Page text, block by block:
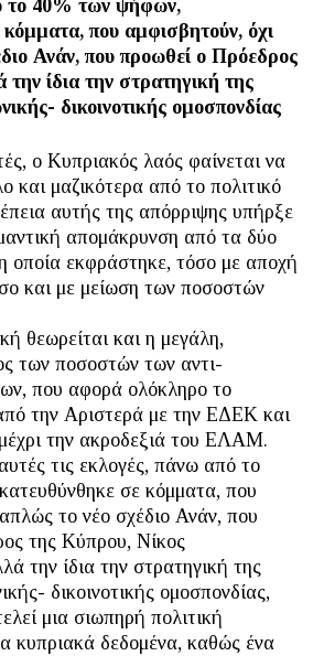
το 40% των ψήφων,
που αμφισβητούν, όχι
Ανάν, που προωθεί ο Πρόεδρος
ίδια την στρατηγική της
δικοινοτικής ομοσπονδίας
ο Κυπριακός λαός φαίνεται να
και μαζικότερα από το πολιτικό
αυτής της απόρριψης υπήρξε
απομάκρυνση από τα δύο
οποία εκφράστηκε, τόσο με αποχή
και με μείωση των ποσοστών
θεωρείται και η μεγάλη,
των ποσοστών των αντι-
που αφορά ολόκληρο το
την Αριστερά με την ΕΔΕΚ και
την ακροδεξιά του ΕΛΑΜ.
τις εκλογές, πάνω από το
σε κόμματα, που
το νέο σχέδιο Ανάν, που
της Κύπρου, Νίκος
την ίδια την στρατηγική της
δικοινοτικής ομοσπονδίας,
μια σιωπηρή πολιτική
κυπριακά δεδομένα, καθώς ένα